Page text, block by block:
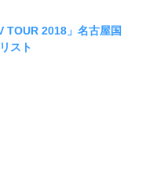
TOUR 2018」名古屋国
スト